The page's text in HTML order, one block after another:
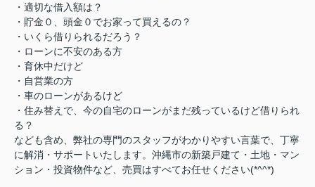
・適切な借入額は？
・貯金０、頭金０でお家って買えるの？
・いくら借りられるだろう？
・ローンに不安のある方
・育休中だけど
・自営業の方
・車のローンがあるけど
・住み替えで、今の自宅のローンがまだ残っているけど借りられ
る？
なども含め、弊社の専門のスタッフがわかりやすい言葉で、丁寧
に解消・サポートいたします。沖縄市の新築戸建て・土地・マン
ション・投資物件など、売買はすべてお任せください(*^^*)